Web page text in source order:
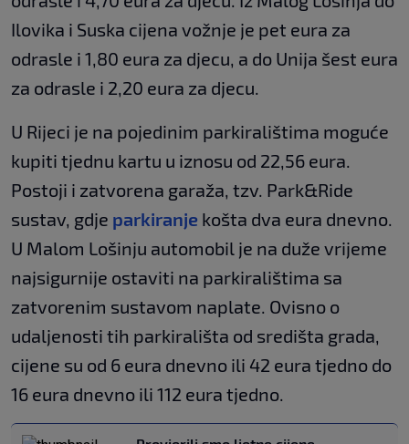
Ilovika i Suska cijena vožnje je pet eura za
odrasle i 1,80 eura za djecu, a do Unija šest eura
za odrasle i 2,20 eura za djecu.
U Rijeci je na pojedinim parkiralištima moguće
kupiti tjednu kartu u iznosu od 22,56 eura.
Postoji i zatvorena garaža, tzv. Park&Ride
sustav, gdje parkiranje košta dva eura dnevno.
U Malom Lošinju automobil je na duže vrijeme
najsigurnije ostaviti na parkiralištima sa
zatvorenim sustavom naplate. Ovisno o
udaljenosti tih parkirališta od središta grada,
cijene su od 6 eura dnevno ili 42 eura tjedno do
16 eura dnevno ili 112 eura tjedno.